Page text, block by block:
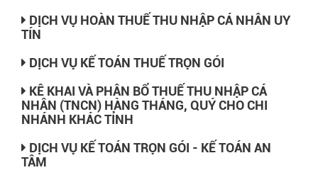
DỊCH VỤ HOÀN THUẾ THU NHẬP CÁ NHÂN UY
TÍN
DỊCH VỤ KẾ TOÁN THUẾ TRỌN GÓI
KÊ KHAI VÀ PHÂN BỔ THUẾ THU NHẬP CÁ
NHÂN (TNCN) HÀNG THÁNG, QUÝ CHO CHI
NHÁNH KHÁC TỈNH
DỊCH VỤ KẾ TOÁN TRỌN GÓI - KẾ TOÁN AN
TÂM